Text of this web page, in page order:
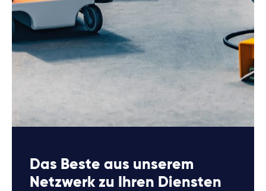
Das Beste aus unserem
Netzwerk zu Ihren Diensten